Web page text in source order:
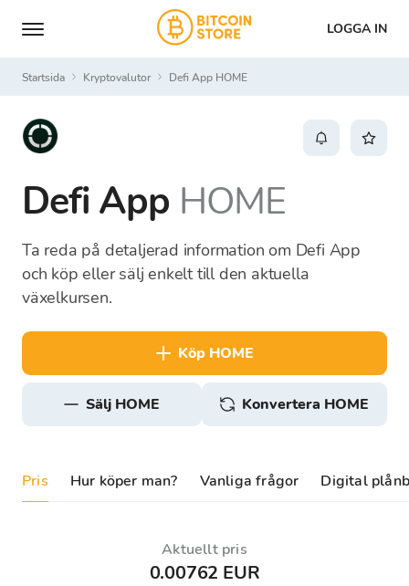
LOGGA IN
Startsida Kryptovalutor Defi App HOME
Defi App HOME
Ta reda på detaljerad information om Defi App
och köp eller sälj enkelt till den aktuella
växelkursen.
köp HOME
sälj HOME Konvertera HOME
Pris Hur köper man? Vanliga frågor Digital
Aktuellt pris
0.00762 EUR